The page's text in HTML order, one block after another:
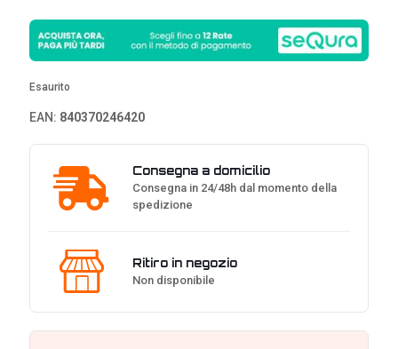
Esaurito
EAN: 840370246420
Consegna a domicilio
Consegna in 24/48h dal momento della
spedizione
Ritiro in negozio
Non disponibile